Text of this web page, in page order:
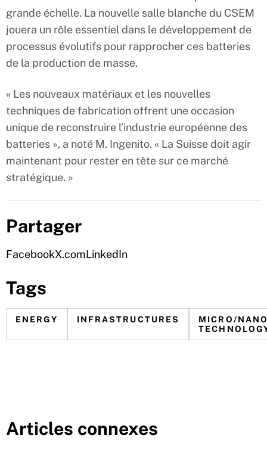
grande échelle. La nouvelle salle blanche du CSEM
jouera un rôle essentiel dans le développement de
processus évolutifs pour rapprocher ces batteries
de la production de masse.
« Les nouveaux matériaux et les nouvelles
techniques de fabrication offrent une occasion
unique de reconstruire l’industrie européenne des
batteries », a noté M. Ingenito. « La Suisse doit agir
maintenant pour rester en tête sur ce marché
stratégique. »
Partager
FacebookX.comLinkedIn
Tags
ENERGY INFRASTRUCTURES
MICRO/
Articles connexes